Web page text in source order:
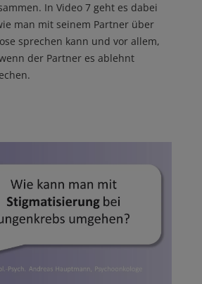
In Video 7 geht es dabei
man mit seinem Partner über
sprechen kann und vor allem,
der Partner es ablehnt